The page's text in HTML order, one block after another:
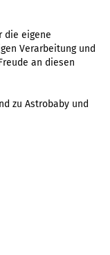
die eigene
Verarbeitung und
an diesen
zu Astrobaby und